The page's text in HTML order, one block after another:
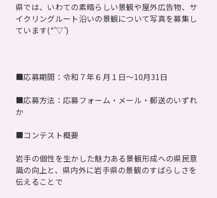
県では、いわての素晴らしい景観や屋外広告物、サ
イクリングルート沿いの景観について写真を募集し
ています(*’▽’)
■応募期間：令和７年６月１日～10月31日
■応募方法：応募フォーム・メール・郵送のいずれ
か
■コンテスト概要
岩手の個性を生かした魅力ある景観形成への県民意
識の向上と、県内外に岩手県の景観のすばらしさを
伝えることで